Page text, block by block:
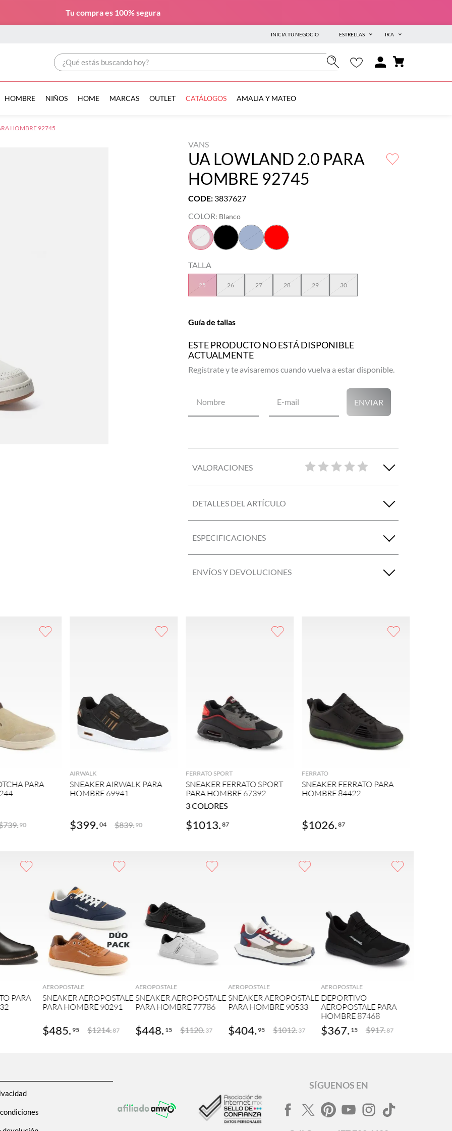
Tu compra es 100% segura
INICIA TU NEGOCIO ESTRELLAS IR A
¿Qué estás buscando hoy?
HOMBRE NIÑOS HOME MARCAS OUTLET CATÁLOGOS AMALIA Y MATEO
HOMBRE 92745
VANS
UA LOWLAND 2.0 PARA
HOMBRE 92745
CODE: 3837627
COLOR: Blanco
TALLA
25 26 27 28 29 30
Guía de tallas
ESTE PRODUCTO NO ESTÁ DISPONIBLE
ACTUALMENTE
ENVIAR
VALORACIONES
DETALLES DEL ARTÍCULO
ESPECIFICACIONES
ENVÍOS Y DEVOLUCIONES
PARA
739.90
AGREGAR
AIRWALK
SNEAKER AIRWALK PARA
HOMBRE 69941
$399.04 $839.90
AGREGAR
FERRATO SPORT
SNEAKER FERRATO SPORT
PARA HOMBRE 67392
3COLORES
$1013.87
AGREGAR
FERRATO
SNEAKER FERRATO PARA
HOMBRE 84422
$1026.87
PARA
AGREGAR
AEROPOSTALE
SNEAKER AEROPOSTALE
PARA HOMBRE 90291
$485. 95 $1214.87
AGREGAR
AEROPOSTALE
SNEAKER AEROPOSTALE
PARA HOMBRE 77786
$448. 15 $1120. 37
AGREGAR
AEROPOSTALE
SNEAKER AEROPOSTALE
PARA HOMBRE 90533
$404. 95 $1012. 37
AGREGAR
AEROPOSTALE
DEPORTIVO
AEROPOSTALE PARA
HOMBRE 87468
$367. 15 $917.87
SÍGUENOS EN